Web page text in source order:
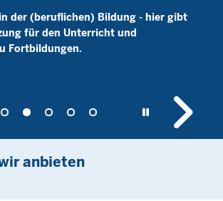
Newsletter zum Ökolandbau in
zum Öko-Gemüsebau, zu finden im
anbieten